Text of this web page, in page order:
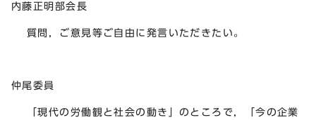
内藤正明部会長
質問，ご意見等ご自由に発言いただきたい。
仲尾委員
「現代の労働観と社会の動き」のところで，「今の企業